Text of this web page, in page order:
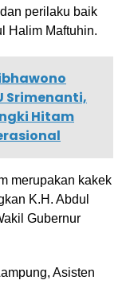
perilaku baik
Halim Maftuhin.
Srimenanti,
Hitam
merupakan kakek
K.H. Abdul
Gubernur
Asisten